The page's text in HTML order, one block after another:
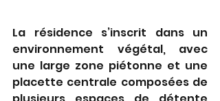
La résidence s’inscrit dans un
environnement végétal, avec
une large zone piétonne et une
placette centrale composées de